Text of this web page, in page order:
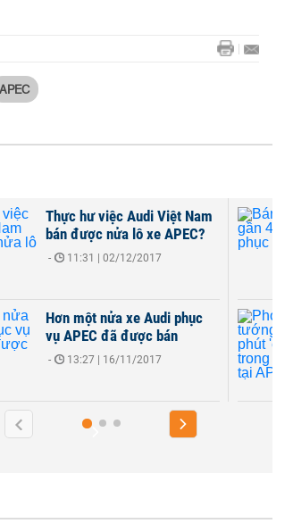
APEC
Bán công khai gần
Audi phục vụ APEC
Phó Thủ tướng tiết lộ
'cân não' trong đàm
07:54 | 14/